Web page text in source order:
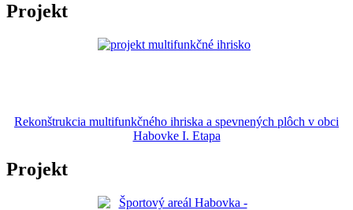
Projekt
Rekonštrukcia multifunkčného ihriska a spevnených plôch v obci
Habovke I. Etapa
Projekt